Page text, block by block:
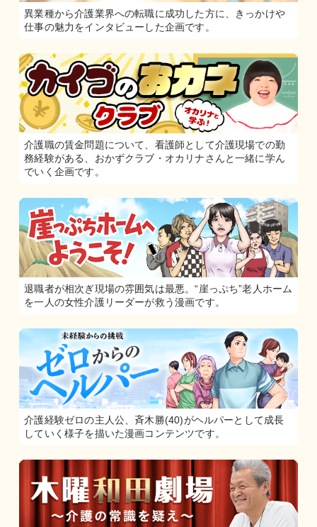
異業種から介護業界への転職に成功した方に、きっかけや
仕事の魅力をインタビューした企画です。
介護職の賃金問題について、看護師として介護現場での勤
務経験がある、おかずクラブ・オカリナさんと一緒に学ん
でいく企画です。
退職者が相次ぎ現場の雰囲気は最悪。“崖っぷち”老人ホーム
を一人の女性介護リーダーが救う漫画です。
介護経験ゼロの主人公、斉木勝(40)がヘルパーとして成長
していく様子を描いた漫画コンテンツです。